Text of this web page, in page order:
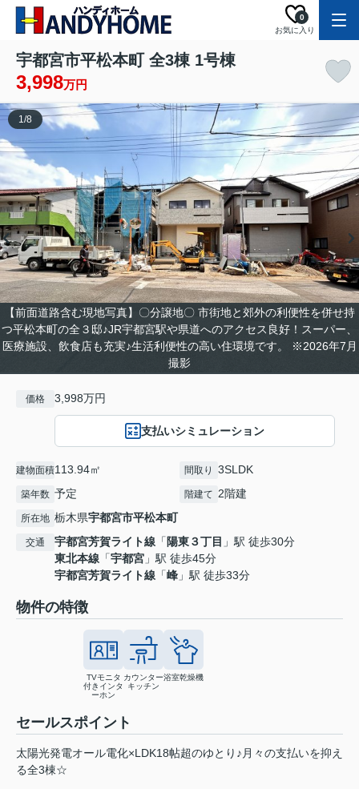
お気に入り
0
宇都宮市平松本町 全3棟 1号棟
3,998万円
【前面道路含む現地写真】〇分譲地〇 市街地と郊外の利便性を併せ持
つ平松本町の全３邸♪JR宇都宮駅や県道へのアクセス良好！スーパー、
医療施設、飲食店も充実♪生活利便性の高い住環境です。 ※2026年7月
撮影
1/8
価格 3,998万円
支払いシミュレーション
建物面積113.94㎡ 間取り 3SLDK
築年数 予定 階建て 2階建
所在地 栃木県宇都宮市平松本町
交通 宇都宮芳賀ライト線 「 陽東３丁目 」駅 徒歩30分
東北本線 「宇都宮 」駅 徒歩45分
宇都宮芳賀ライト線 「峰 」駅 徒歩33分
物件の特徴
TVモニタ
付きインタ
ーホン
カウンター
キッチン
浴室乾燥機
セールスポイント
太陽光発電オール電化×LDK18帖超のゆとり♪月々の支払いを抑え
る全3棟☆